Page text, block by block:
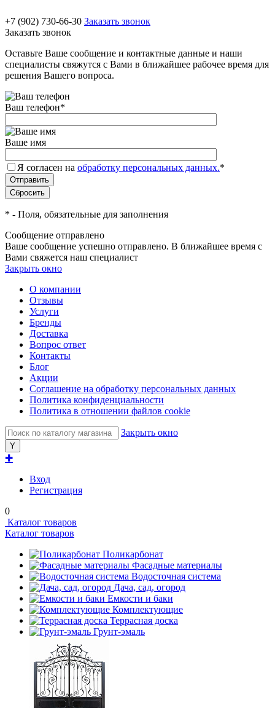
+7 (902) 730-66-30 Заказать звонок
Заказать звонок
Оставьте Ваше сообщение и контактные данные и наши
специалисты свяжутся с Вами в ближайшее рабочее время для
решения Вашего вопроса.
Ваш телефон*
Ваше имя
Я согласен на обработку персональных данных.*
* - Поля, обязательные для заполнения
Сообщение отправлено
Ваше сообщение успешно отправлено. В ближайшее время с
Вами свяжется наш специалист
Закрыть окно
О компании
Отзывы
Услуги
Бренды
Доставка
Вопрос ответ
Контакты
Блог
Акции
Соглашение на обработку персональных данных
Политика конфиденциальности
Политика в отношении файлов cookie
Закрыть окно
✚
Вход
Регистрация
0
Каталог товаров
Каталог товаров
Поликарбонат
Фасадные материалы
Водосточная система
Дача, сад, огород
Емкости и баки
Комплектующие
Террасная доска
Грунт-эмаль